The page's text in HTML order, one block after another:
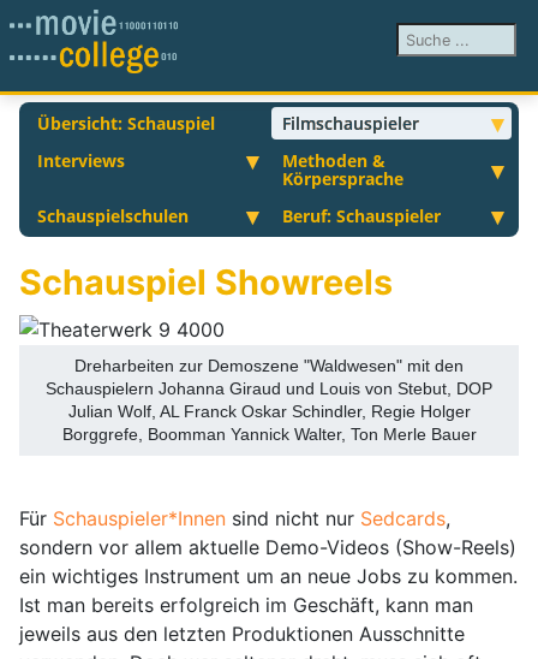
Suchen ...
Übersicht: Schauspiel
Filmschauspieler
Interviews
Methoden &
Körpersprache
Schauspielschulen
Beruf: Schauspieler
Schauspiel Showreels
Dreharbeiten zur Demoszene "Waldwesen" mit den
Schauspielern Johanna Giraud und Louis von Stebut, DOP
Julian Wolf, AL Franck Oskar Schindler, Regie Holger
Borggrefe, Boomman Yannick Walter, Ton Merle Bauer
Für Schauspieler*Innen sind nicht nur Sedcards,
sondern vor allem aktuelle Demo-Videos (Show-Reels)
ein wichtiges Instrument um an neue Jobs zu kommen.
Ist man bereits erfolgreich im Geschäft, kann man
jeweils aus den letzten Produktionen Ausschnitte